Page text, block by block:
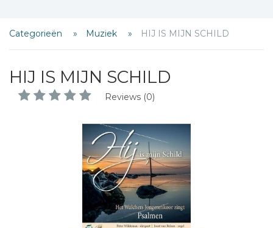
Categorieën Muziek HIJ IS MIJN SCHILD
HIJ IS MIJN SCHILD
Reviews (0)